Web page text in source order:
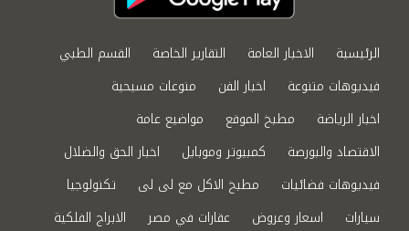
الرئيسية الاخبار العامة التقارير الخاصة
القسم الطبي
فيديوهات متنوعة
اخبار الفن
منوعات مسيحية
اخبار الرياضة
مطبخ الموقع
مواضيع عامة
الاقتصاد والبورصة
كمبيوتر وموبايل
اخبار الحق والضلال
فيديوهات فضائيات
مطبخ الاكل مع لى لى
تكنولوجيا
سيارات
اسعار وعروض عقارات في مصر الابراج الفلكية